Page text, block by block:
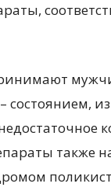
состоянием,
также